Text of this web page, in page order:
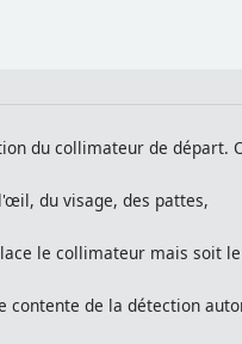
du collimateur de départ.
du visage, des pattes,
le collimateur mais soit
contente de la détection